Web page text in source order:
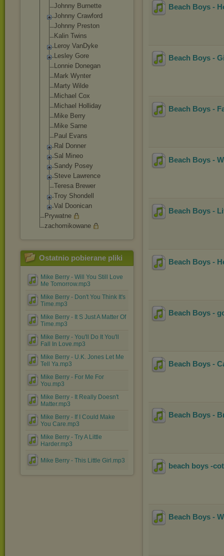
Johnny Burnette
Johnny Crawford
Johnny Preston
Kalin Twins
Leroy VanDyke
Lesley Gore
Lonnie Donegan
Mark Wynter
Marty Wilde
Michael Cox
Michael Holliday
Mike Berry
Mike Sarne
Paul Evans
Ral Donner
Sal Mineo
Sandy Posey
Steve Lawrence
Teresa Brewer
Troy Shondell
Val Doonican
Prywatne
zachomikowane
Ostatnio pobierane pliki
Mike Berry - Will You Still Love
Me Tomorrow.mp3
Mike Berry - Don't You Think It's
Time.mp3
Mike Berry - It S Just A Matter Of
Time.mp3
Mike Berry - You'll Do It You'll
Fall In Love.mp3
Mike Berry - U.K. Jones Let Me
Tell Ya.mp3
Mike Berry - For Me For
You.mp3
Mike Berry - It Really Doesn't
Matter.mp3
Mike Berry - If I Could Make
You Care.mp3
Mike Berry - Try A Little
Harder.mp3
Mike Berry - This Little Girl.mp3
Beach Boys -
Beach Boys -
Beach Boys -
Beach Boys -
Beach Boys -
Beach Boys -
Beach Boys -
Beach Boys -
Beach Boys -
beach boys -
Beach Boys -